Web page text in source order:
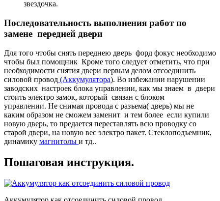
звездочка.
Последовательность выполнения работ по
замене передней двери
Для того чтобы снять переднею дверь форд фокус необходимо
чтобы был помощник Кроме того следует отметить, что при
необходимости снятия двери первым делом отсоединить
силовой провод (Аккумулятора). Во избежании нарушении
заводских настроек блока управлении, как мы знаем в двери
стоить электро замок, который связан с блоком
управлении. Не снимая провода с разъема( дверь) мы не
каким образом не сможем заменит и тем более если купили
новую дверь, то предается переставлять всю проводку со
старой двери, на новую вес электро пакет. Стеклоподъемник,
динамику магнитолы и тд..
Пошаговая инструкция.